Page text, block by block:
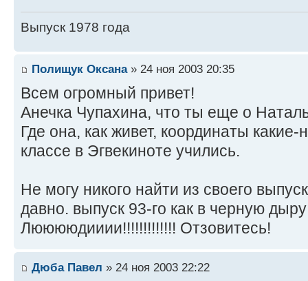
Выпуск 1978 года
Полищук Оксана» 24 ноя 2003 20:35
Всем огромный привет!
Анечка Чупахина, что ты еще о
Где она, как живет, координаты
классе в Эгвекиноте учились.
Не могу никого найти из своего
давно. выпуск 93-го как в черную
Лююююдииии!!!!!!!!!!!!! Отзовитесь!
Дюба Павел » 24 ноя 2003 22:22